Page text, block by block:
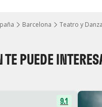
todos los niveles
Barcelona Teatro y Danza
PUEDE
9.1